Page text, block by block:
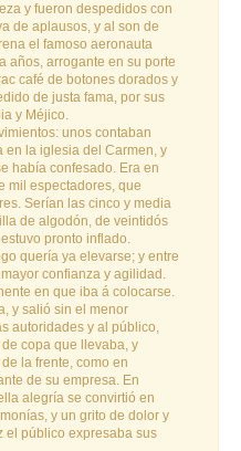
y fueron despedidos con
de aplausos, y al son de
el famoso aeronauta
años, arrogante en su porte
café de botones dorados y
de justa fama, por sus
y Méjico.
unos contaban
en la iglesia del Carmen, y
había confesado. Era en
mil espectadores, que
Serían las cinco y media
de algodón, de veintidós
pronto inflado.
quería ya elevarse; y entre
confianza y agilidad.
en que iba á colocarse.
y salió sin el menor
autoridades y al público,
copa que llevaba, y
la frente, como en
de su empresa. En
alegría se convirtió en
y un grito de dolor y
el público expresaba sus